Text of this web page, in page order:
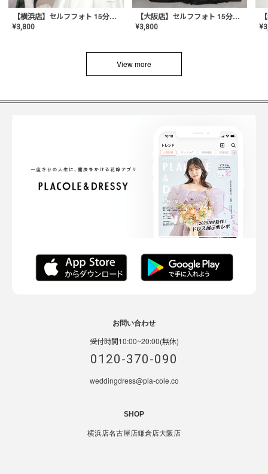
【横浜店】セルフフォト 15分撮り放題プラン
¥3,800
【大阪店】セルフフォト 15分撮り放題プラン
¥3,800 ¥
View more
お問い合わせ
受付時間10:00~20:00(無休)
0120-370-090
weddingdress@pla-cole.co
SHOP
横浜店名古屋店鎌倉店大阪店